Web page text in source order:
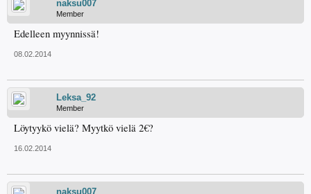
naksu007
Member
Edelleen myynnissä!
08.02.2014
Leksa_92
Member
Löytyykö vielä? Myytkö vielä 2€?
16.02.2014
naksu007